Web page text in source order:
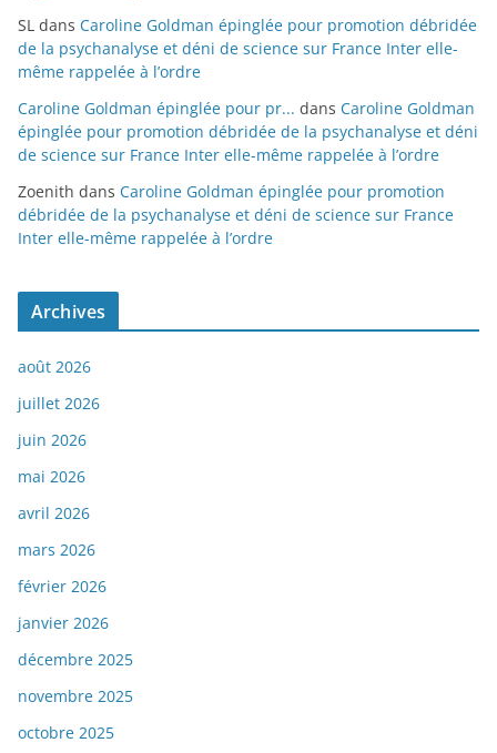
SL dans Caroline Goldman épinglée pour promotion débridée
de la psychanalyse et déni de science sur France Inter elle-
même rappelée à l’ordre
Caroline Goldman épinglée pour pr... dans Caroline Goldman
épinglée pour promotion débridée de la psychanalyse et déni
de science sur France Inter elle-même rappelée à l’ordre
Zoenith dans Caroline Goldman épinglée pour promotion
débridée de la psychanalyse et déni de science sur France
Inter elle-même rappelée à l’ordre
Archives
août 2026
juillet 2026
juin 2026
mai 2026
avril 2026
mars 2026
février 2026
janvier 2026
décembre 2025
novembre 2025
octobre 2025